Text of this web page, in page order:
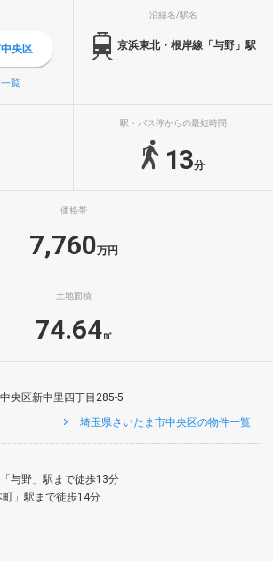
央区
覧
沿線名/駅名
京浜東北・根岸線「与野」駅
駅・バス停からの最短時間
13分
価格帯
7,760万円
土地面積
74.64㎡
央区新中里四丁目285-5
埼玉県さいたま市中央区の物件一覧
与野」駅まで徒歩13分
」駅まで徒歩14分